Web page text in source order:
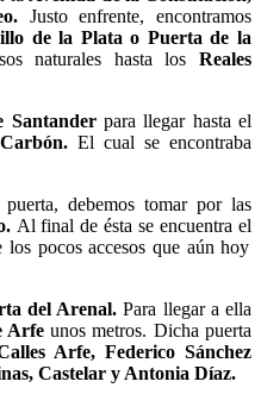
Justo enfrente, encontramos
de la Plata o Puerta de la
naturales hasta los Reales
Santanderpara llegar hasta el
El cual se encontraba
debemos tomar por las
Al final de ésta se encuentra el
los pocos accesos que aún hoy
del Arenal.Para llegar a ella
Arfeunos metros. Dicha puerta
Arfe, Federico Sánchez
Castelar y Antonia Díaz.